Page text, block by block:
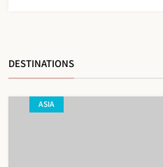
DESTINATIONS
ASIA